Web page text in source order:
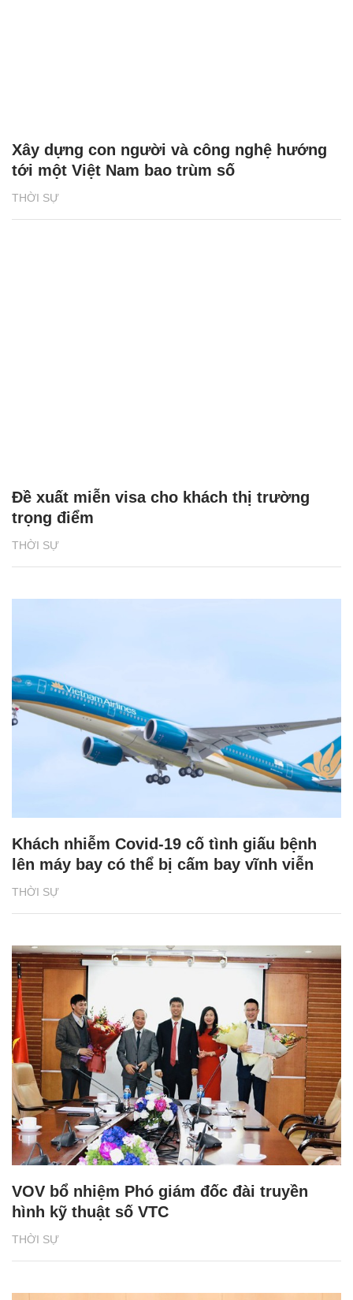
THỜI SỰ
Xây dựng con người và công nghệ hướng
tới một Việt Nam bao trùm số
THỜI SỰ
Đề xuất miễn visa cho khách thị trường
trọng điểm
THỜI SỰ
Khách nhiễm Covid-19 cố tình giấu bệnh
lên máy bay có thể bị cấm bay vĩnh viễn
THỜI SỰ
VOV bổ nhiệm Phó giám đốc đài truyền
hình kỹ thuật số VTC